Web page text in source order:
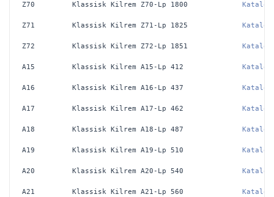
Z70 Klassisk Kilrem Z70-Lp 1800 Katalog
Z71 Klassisk Kilrem Z71-Lp 1825 Katalog
Z72 Klassisk Kilrem Z72-Lp 1851 Katalog
A15 Klassisk Kilrem A15-Lp 412 Katalog
A16 Klassisk Kilrem A16-Lp 437 Katalog
A17 Klassisk Kilrem A17-Lp 462 Katalog
A18 Klassisk Kilrem A18-Lp 487 Katalog
A19 Klassisk Kilrem A19-Lp 510 Katalog
A20 Klassisk Kilrem A20-Lp 540 Katalog
A21 Klassisk Kilrem A21-Lp 560 Katalog